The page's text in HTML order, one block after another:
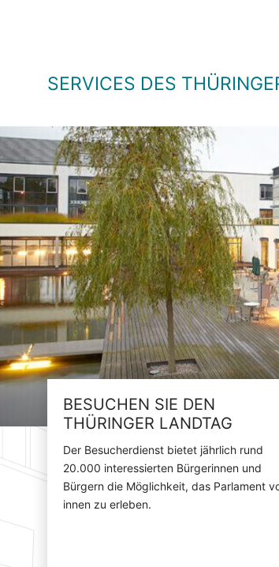
SERVICES DES
BESUCHEN SIE DEN
THÜRINGER LANDTAG
Der Besucherdienst bietet jährlich rund
20.000 interessierten Bürgerinnen und
Bürgern die Möglichkeit, das Parlament
innen zu erleben.